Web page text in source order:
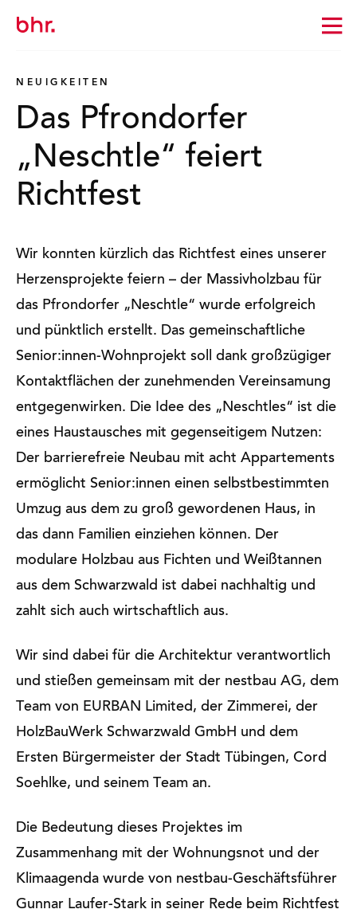
wechseln
NEUIGKEITEN
Das Pfrondorfer
„Neschtle“ feiert
Richtfest
Wir konnten kürzlich das Richtfest eines unserer
Herzensprojekte feiern – der Massivholzbau für
das Pfrondorfer „Neschtle“ wurde erfolgreich
und pünktlich erstellt. Das gemein­schaft­liche
Senior:innen-Wohn­projekt soll dank groß­zügiger
Kontakt­flächen der zuneh­menden Verein­samung
entgegenwirken. Die Idee des „Neschtles“ ist die
eines Haus­tausches mit gegen­seitigem Nutzen:
Der barriere­freie Neubau mit acht Appartements
ermöglicht Senio­r:innen einen selbst­bestimmten
Umzug aus dem zu groß gewor­denen Haus, in
das dann Familien einziehen können. Der
modulare Holzbau aus Fichten und Weiß­tannen
aus dem Schwarz­wald ist dabei nachhaltig und
zahlt sich auch wirtschaftlich aus.
Wir sind dabei für die Architektur verantwortlich
und stießen gemeinsam mit der nestbau AG, dem
Team von EURBAN Limited, der Zimmerei, der
HolzBauWerk Schwarzwald GmbH und dem
Ersten Bürgermeister der Stadt Tübingen, Cord
Soehlke, und seinem Team an.
Die Bedeutung dieses Projektes im
Zusammenhang mit der Wohnungsnot und der
Klimaagenda wurde von nestbau-Geschäftsführer
Gunnar Laufer-Stark in seiner Rede beim Richtfest